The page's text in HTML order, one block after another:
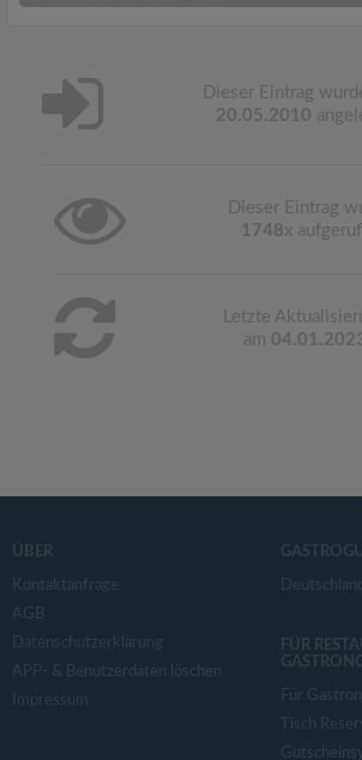
Dieser Eintrag
20.05.2010
Dieser Eintrag
1748x
Letzte
am
ÜBER
Kontaktanfrage
AGB
Datenschutzerklärung
APP- & Benutzerdaten löschen
Impressum
Deutschland
FÜR
Für
Tisch